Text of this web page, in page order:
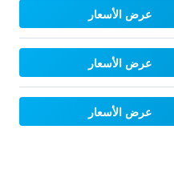
عرض الأسعار
عرض الأسعار
عرض الأسعار